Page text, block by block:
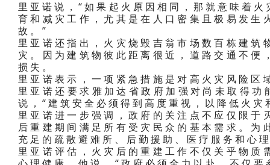
里亚诺说，“如果起火原因相同，那就意味着
育和减灾工作，尤其是在人口密集且极易发
故。”
里亚诺还指出，火灾烧毁吉翁市场数百栋建
灾。因为建筑物彼此距离很近，道路交通不
损失。
里亚诺表示，一项紧急措施是对高火灾风险
里亚诺还要求雅加达省政府加强对尚未取得
说，“建筑安全必须得到高度重视，以降低火灾
里亚诺进一步强调，政府的关注点不应仅限
后重建期间满足所有受灾民众的基本需求。
充足的疏散避难所、后勤援助、医疗服务和心
里亚诺评估，火灾后的重建工作不仅关乎物